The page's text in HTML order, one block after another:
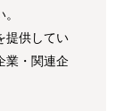
提供してい
業・関連企